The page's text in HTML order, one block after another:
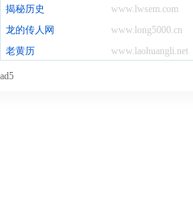
www.lwsem.com
揭秘历史
www.long5000.cn
龙的传人网
www.laohuangli.net
老黄历
ad5